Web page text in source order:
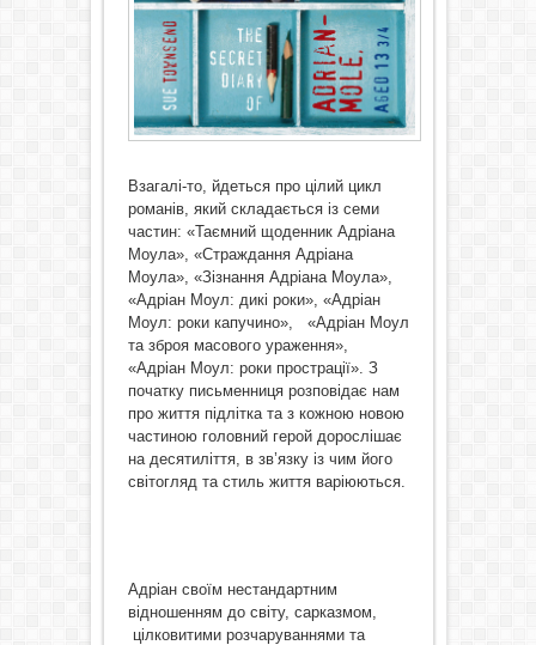
Взагалі-то, йдеться про цілий цикл
романів, який складається із семи
частин: «Таємний щоденник Адріана
Моула», «Страждання Адріана
Моула», «Зізнання Адріана Моула»,
«Адріан Моул: дикі роки», «Адріан
Моул: роки капучино», «Адріан Моул
та зброя масового ураження»,
«Адріан Моул: роки прострації». З
початку письменниця розповідає нам
про життя підлітка та з кожною новою
частиною головний герой дорослішає
на десятиліття, в зв’язку із чим його
світогляд та стиль життя варіюються.
Адріан своїм нестандартним
відношенням до світу, сарказмом,
цілковитими розчаруваннями та